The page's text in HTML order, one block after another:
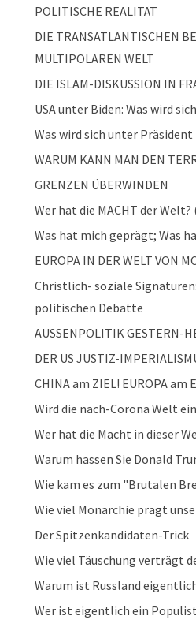
POLITISCHE REALITÄT
DIE TRANSATLANTISCHEN
MULTIPOLAREN WELT
DIE ISLAM-DISKUSSION IN
USA unter Biden: Was wird
Was wird sich unter
WARUM KANN MAN DEN
GRENZEN ÜBERWINDEN
Wer hat die MACHT der Welt?
Was hat mich geprägt; Was
EUROPA IN DER WELT VON
Christlich- soziale
politischen Debatte
AUSSENPOLITIK GESTERN-
DER US JUSTIZ-
CHINA am ZIEL! EUROPA am
Wird die nach-Corona Welt
Wer hat die Macht in dieser
Warum hassen Sie Donald
Wie kam es zum "Brutalen
Wie viel Monarchie prägt
Der Spitzenkandidaten-Trick
Wie viel Täuschung verträgt
Warum ist Russland
Wer ist eigentlich ein